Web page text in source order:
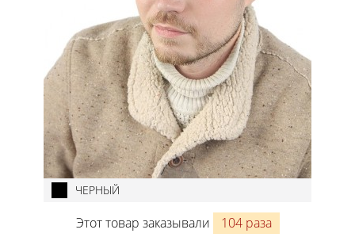
ЧЕРНЫЙ
Этот товар заказывали 104 раза